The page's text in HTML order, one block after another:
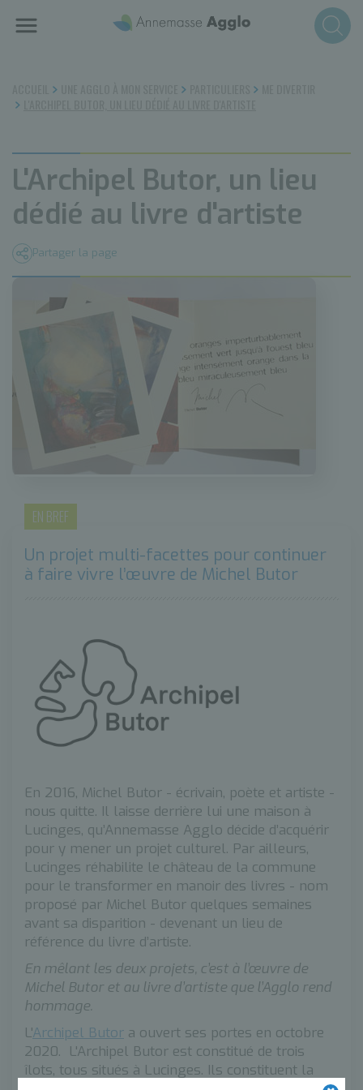
L'Archipel Butor, un lieu
dédié au livre d'artiste
Partager la page
EN BREF
Un projet multi-facettes pour continuer
à faire vivre l’œuvre de Michel Butor
En 2016, Michel Butor - écrivain, poète et artiste -
nous quitte. Il laisse derrière lui une maison à
Lucinges, qu’Annemasse Agglo décide d’acquérir
pour y mener un projet culturel. Par ailleurs,
Lucinges réhabilite le château de la commune
pour le transformer en manoir des livres - nom
proposé par Michel Butor quelques semaines
avant sa disparition - devenant un lieu de
référence du livre d’artiste.
En mêlant les deux projets, c’est à l’œuvre de
Michel Butor et au livre d’artiste que l’Agglo rend
hommage.
L'Archipel Butor a ouvert ses portes en octobre
2020. L'Archipel Butor est constitué de trois
îlots, tous situés à Lucinges. Ils constituent la